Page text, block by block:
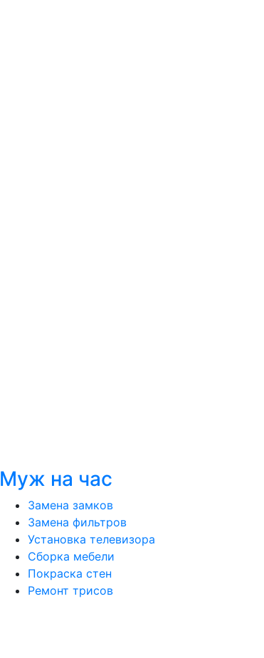
Муж на час
Замена замков
Замена фильтров
Установка телевизора
Сборка мебели
Покраска стен
Ремонт трисов